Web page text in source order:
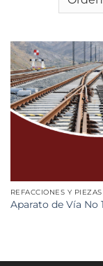
Aparato de Vía No